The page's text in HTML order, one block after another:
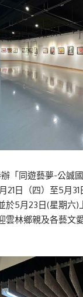
「同遊藝夢-公誠
21日（四）至5月
於5月23日(星期六)
雲林鄉親及各藝文